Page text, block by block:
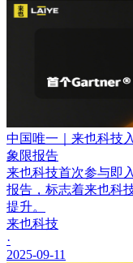
中国唯一｜来也科技
象限报告
来也科技首次参与即
报告，标志着来也科
提升。
来也科技
·
2025-09-11